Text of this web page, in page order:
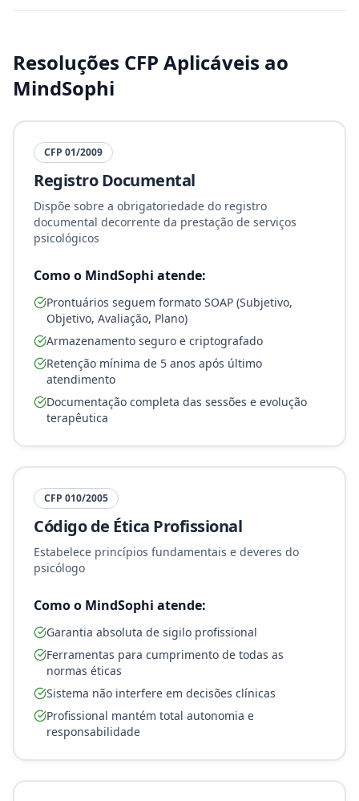
Resoluções CFP Aplicáveis ao
MindSophi
CFP 01/2009
Registro Documental
Dispõe sobre a obrigatoriedade do registro
documental decorrente da prestação de serviços
psicológicos
Como o MindSophi atende:
Prontuários seguem formato SOAP (Subjetivo,
Objetivo, Avaliação, Plano)
Armazenamento seguro e criptografado
Retenção mínima de 5 anos após último
atendimento
Documentação completa das sessões e evolução
terapêutica
CFP 010/2005
Código de Ética Profissional
Estabelece princípios fundamentais e deveres do
psicólogo
Como o MindSophi atende:
Garantia absoluta de sigilo profissional
Ferramentas para cumprimento de todas as
normas éticas
Sistema não interfere em decisões clínicas
Profissional mantém total autonomia e
responsabilidade